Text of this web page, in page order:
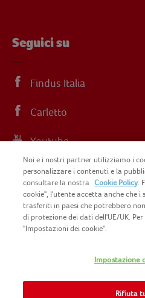
Seguici su
Findus Italia
Carletto
Youtube
Instagram
Noi e i nostri partner utilizziamo i
personalizzare i contenuti e la
consultare la nostra
Cookie Policy.
cookie", l'utente accetta anche che i
trasferiti in paesi che potrebbero
di protezione dei dati dell'UE/UK.
"Impostazioni dei cookie".
Impostazione
Rifiuta